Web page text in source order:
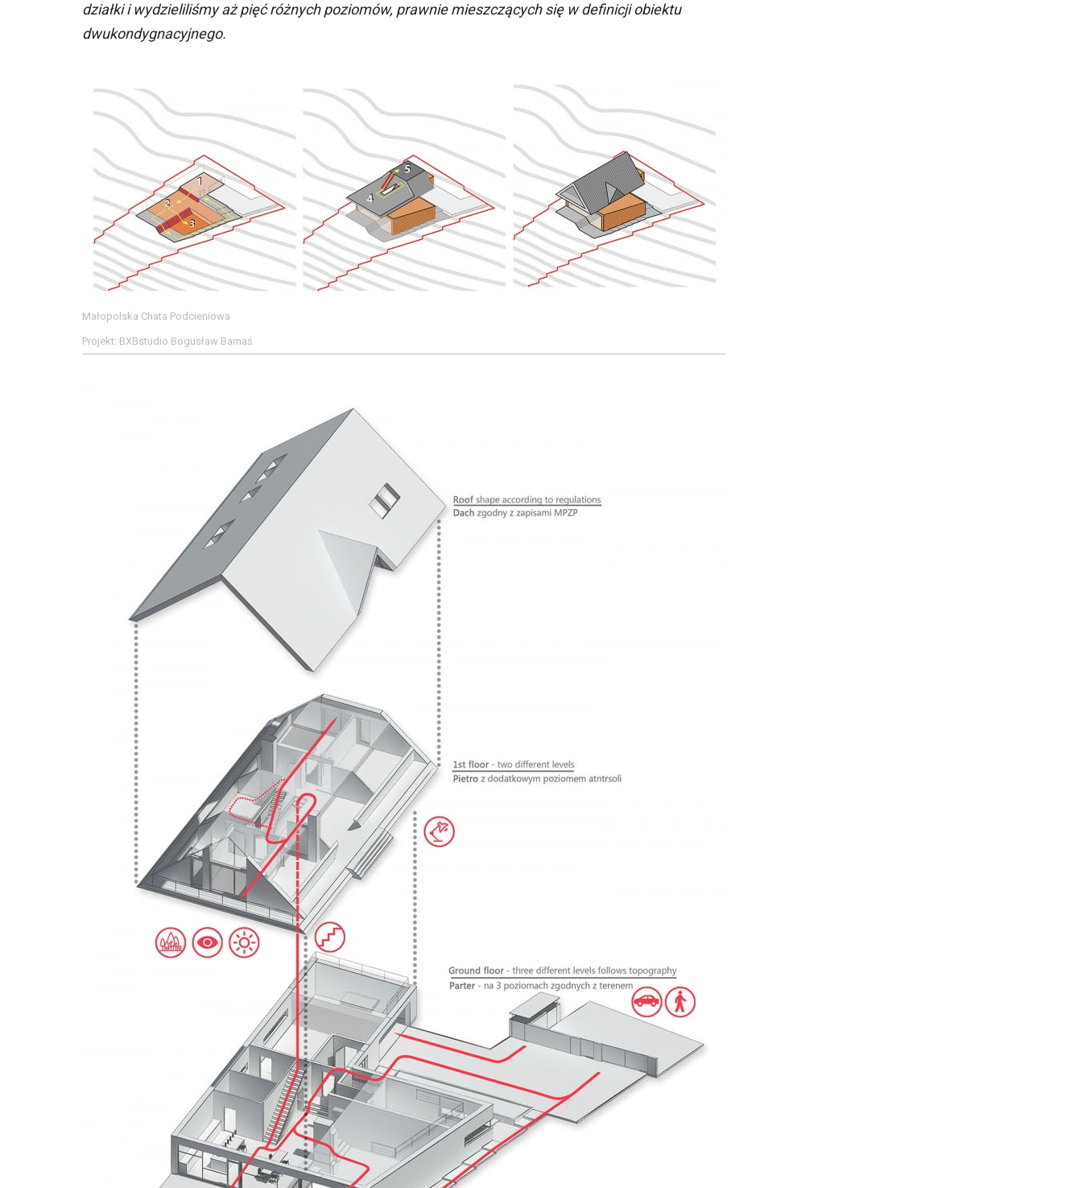
działki i wydzieliliśmy aż pięć różnych poziomów, prawnie mieszczących się w definicji obiektu
dwukondygnacyjnego.
Małopolska Chata Podcieniowa
Projekt: BXBstudio Bogusław Barnaś